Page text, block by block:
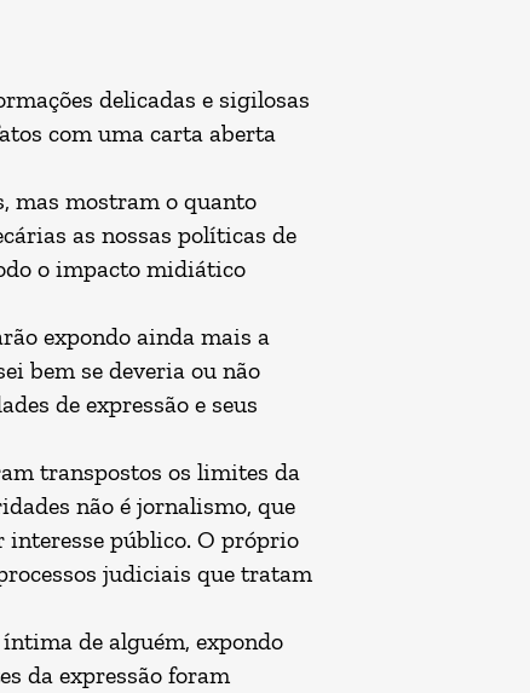
delicadas e sigilosas
com uma carta aberta
mas mostram o quanto
as nossas políticas de
o impacto midiático
expondo ainda mais a
bem se deveria ou não
de expressão e seus
transpostos os limites da
não é jornalismo, que
interesse público. O próprio
judiciais que tratam
de alguém, expondo
da expressão foram